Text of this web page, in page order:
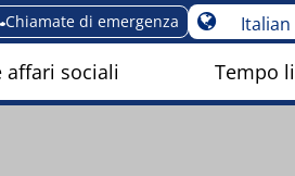
Chiamate di emergenza
affari sociali Tempo